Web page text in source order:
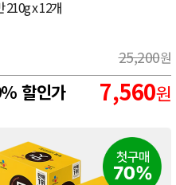
210g x 12개
25,200원
할인가 7,560원